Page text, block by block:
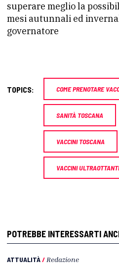
superare meglio la
mesi autunnali ed
governatore
TOPICS: COME PRENOTARE
SANITÀ TOSCANA
VACCINI TOSCANA
VACCINI
POTREBBE INTERESSARTI
ATTUALITÀ/ Redazione